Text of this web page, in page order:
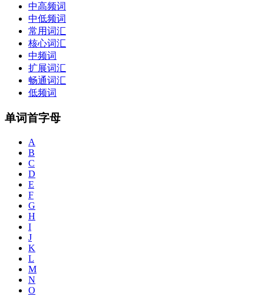
中高频词
中低频词
常用词汇
核心词汇
中频词
扩展词汇
畅通词汇
低频词
单词首字母
A
B
C
D
E
F
G
H
I
J
K
L
M
N
O